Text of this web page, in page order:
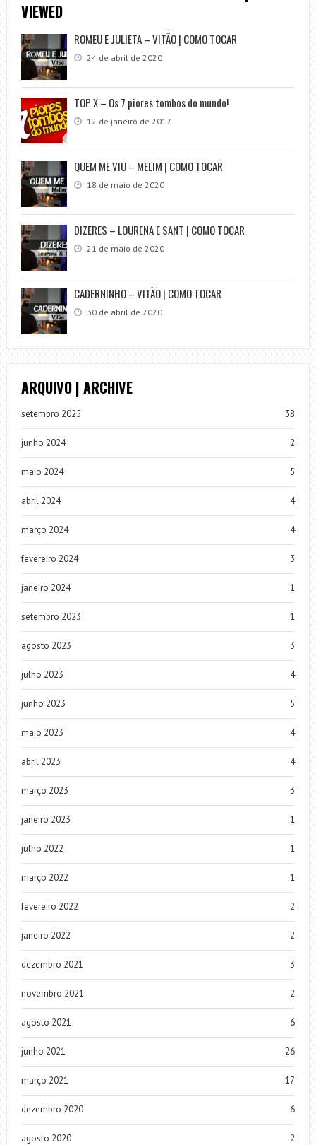
VIEWED
ROMEU E JULIETA – VITÃO | COMO TOCAR
24 de abril de 2020
TOP X – Os 7 piores tombos do mundo!
12 de janeiro de 2017
QUEM ME VIU – MELIM | COMO TOCAR
18 de maio de 2020
DIZERES – LOURENA E SANT | COMO TOCAR
21 de maio de 2020
CADERNINHO – VITÃO | COMO TOCAR
30 de abril de 2020
ARQUIVO | ARCHIVE
setembro 2025 38
junho 2024 2
maio 2024 5
abril 2024 4
março 2024 4
fevereiro 2024 3
janeiro 2024 1
setembro 2023 1
agosto 2023 3
julho 2023 4
junho 2023 5
maio 2023 4
abril 2023 4
março 2023 3
janeiro 2023 1
julho 2022 1
março 2022 1
fevereiro 2022 2
janeiro 2022 2
dezembro 2021 3
novembro 2021 2
agosto 2021 6
junho 2021 26
março 2021 17
dezembro 2020 6
agosto 2020 2